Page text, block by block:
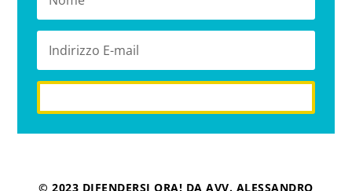
© 2023 DIFENDERSI ORA! DA AVV. ALESSANDRO